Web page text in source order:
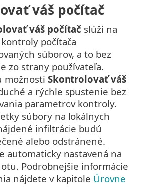
váš počítač
váš počítač slúži na
počítača
súborov, a to bez
zo strany používateľa.
možnosti Skontrolovať váš
a rýchle spustenie bez
parametrov kontroly.
súbory na lokálnych
infiltrácie budú
alebo odstránené.
automaticky nastavená na
Podrobnejšie informácie
nájdete v kapitole Úrovne